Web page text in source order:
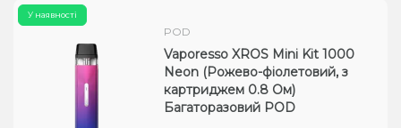
У наявності
POD
Vaporesso XROS Mini Kit 1000
Neon (Рожево-фіолетовий, з
картриджем 0.8 Ом)
Багаторазовий POD